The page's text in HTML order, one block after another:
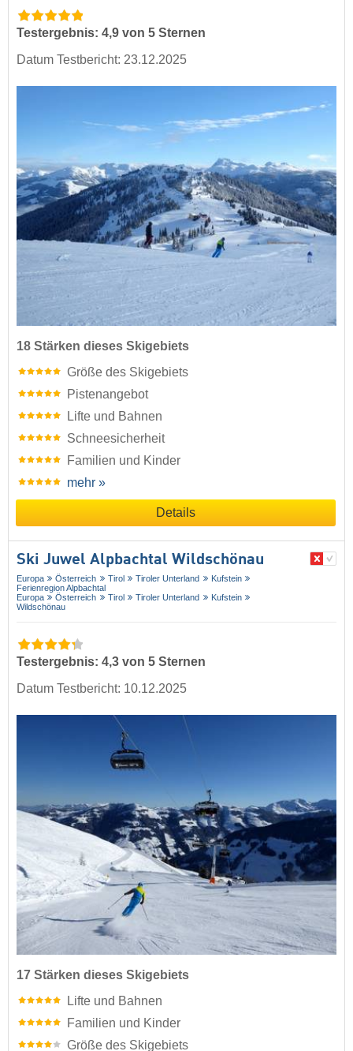
Testergebnis: 4,9 von 5 Sternen
Datum Testbericht: 23.12.2025
18 Stärken dieses Skigebiets
Größe des Skigebiets
Pistenangebot
Lifte und Bahnen
Schneesicherheit
Familien und Kinder
mehr »
Details
Ski Juwel Alpbachtal Wildschönau
Europa Österreich Tirol Tiroler Unterland
Kufstein
Ferienregion Alpbachtal
Europa
Österreich Tirol Tiroler Unterland
Kufstein
Wildschönau
Testergebnis: 4,3 von 5 Sternen
Datum Testbericht: 10.12.2025
17 Stärken dieses Skigebiets
Lifte und Bahnen
Familien und Kinder
Größe des Skigebiets